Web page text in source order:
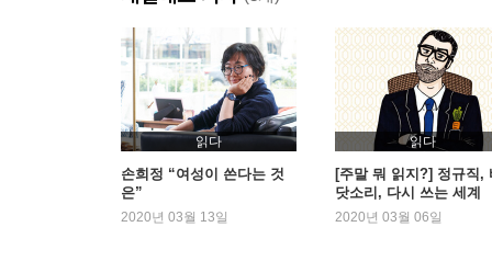
65 ·〈조커〉, 어느 인셀의 탄생
69 · 남자들이여, 더 가까이 오라
2 해로운 말들 앞에서
75 · ‘개독’은 혐오 표현일까?
79 · 87년 민주항쟁 30주년을 맞이하는 한 가지 방
83 · ‘길라임’은 무엇의 이름인가?
읽다
손희정 “여성이 쓴다는 것
은”
2020년 03월 13일
읽다
[주말 뭐 읽지?] 정규직,
닷소리, 다시 쓰는 세계
2020년 03월 06일